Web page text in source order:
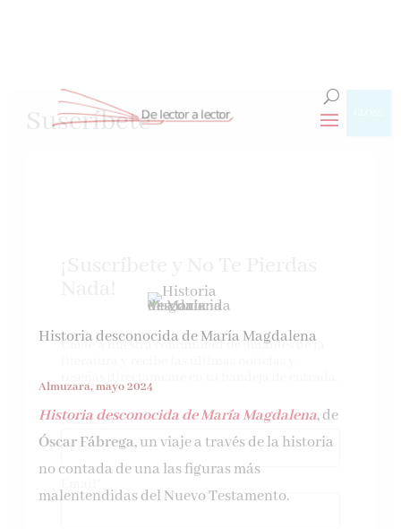
Historia desconocida de María Magdalena
Almuzara, mayo 2024
Historia desconocida de María Magdalena,de
Óscar Fábrega,un viaje a través de la historia
no contada de una las figuras más
malentendidas del Nuevo Testamento.
Suscríbete
Únete a nuestra comunidad de amantes de la
Nombre*